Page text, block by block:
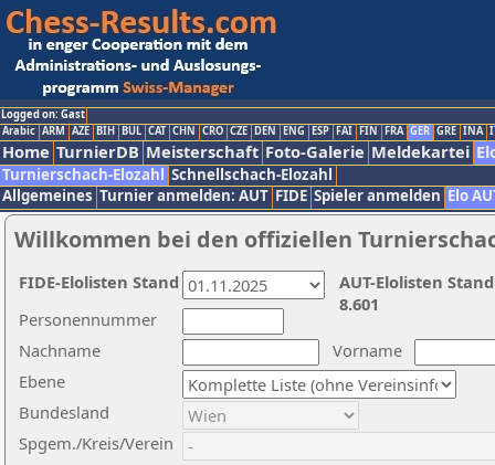
Logged on: Gast
Arabic ARM AZE BIH BUL CAT CHN CRO CZE DEN ENG ESP FAI FIN FRA GER GRE INA
Home TurnierDB Meisterschaft Foto-Galerie Meldekartei
Turnierschach-Elozahl Schnellschach-Elozahl
Allgemeines Turnier anmelden: AUT FIDE Spieler anmelden Elo
Willkommen bei den offiziellen
Nachname
Vorname
Ebene
Personennummer
Bundesland
Spgem./Kreis/Verein
AUT-Elolisten
8.601
FIDE-Elolisten Stand